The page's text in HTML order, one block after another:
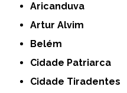
Aricanduva
Artur Alvim
Belém
Cidade Patriarca
Cidade Tiradentes